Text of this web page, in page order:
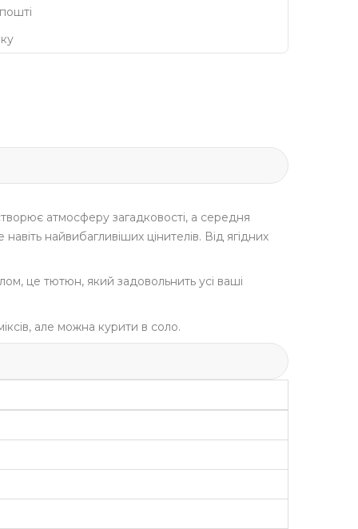
атмосферу загадковості, а середня
найвибагливіших цінителів. Від ягідних
це тютюн, який задовольнить усі ваші
але можна курити в соло.